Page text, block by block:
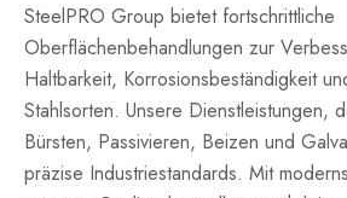
SteelPRO Group bietet fortschrittliche
Oberflächenbehandlungen zur
Haltbarkeit, Korrosionsbeständigkeit
Stahlsorten. Unsere Dienstleistungen,
Bürsten, Passivieren, Beizen und
präzise Industriestandards. Mit